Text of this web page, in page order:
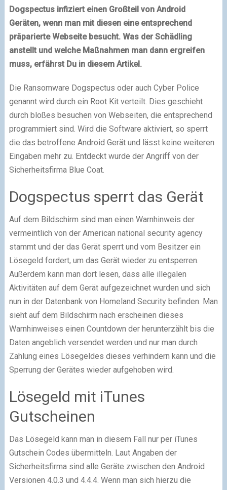
Dogspectus infiziert einen Großteil von Android
Geräten, wenn man mit diesen eine entsprechend
präparierte Webseite besucht. Was der Schädling
anstellt und welche Maßnahmen man dann ergreifen
muss, erfährst Du in diesem Artikel.
Die Ransomware Dogspectus oder auch Cyber Police
genannt wird durch ein Root Kit verteilt. Dies geschieht
durch bloßes besuchen von Webseiten, die entsprechend
programmiert sind. Wird die Software aktiviert, so sperrt
die das betroffene Android Gerät und lässt keine weiteren
Eingaben mehr zu. Entdeckt wurde der Angriff von der
Sicherheitsfirma Blue Coat.
Dogspectus sperrt das Gerät
Auf dem Bildschirm sind man einen Warnhinweis der
vermeintlich von der American national security agency
stammt und der das Gerät sperrt und vom Besitzer ein
Lösegeld fordert, um das Gerät wieder zu entsperren.
Außerdem kann man dort lesen, dass alle illegalen
Aktivitäten auf dem Gerät aufgezeichnet wurden und sich
nun in der Datenbank von Homeland Security befinden. Man
sieht auf dem Bildschirm nach erscheinen dieses
Warnhinweises einen Countdown der herunterzählt bis die
Daten angeblich versendet werden und nur man durch
Zahlung eines Lösegeldes dieses verhindern kann und die
Sperrung der Gerätes wieder aufgehoben wird.
Lösegeld mit iTunes
Gutscheinen
Das Lösegeld kann man in diesem Fall nur per iTunes
Gutschein Codes übermitteln. Laut Angaben der
Sicherheitsfirma sind alle Geräte zwischen den Android
Versionen 4.0.3 und 4.4.4. Wenn man sich hierzu die